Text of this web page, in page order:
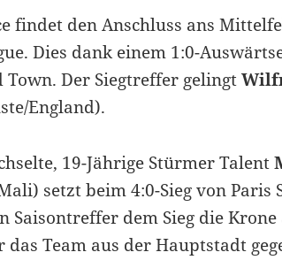
findet den Anschluss ans
Dies dank einem 1:0-
Town. Der Siegtreffer gelingt
England).
19-Jährige Stürmer Talent
setzt beim 4:0-Sieg von Paris
Saisontreffer dem Sieg die
Team aus der Hauptstadt